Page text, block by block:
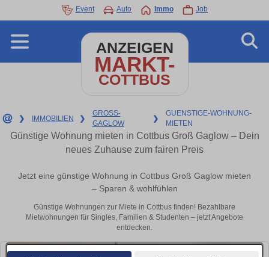
Event Auto Immo Job
ANZEIGEN
MARKT-
COTTBUS
❯ IMMOBILIEN ❯
GROSS-
GAGLOW
❯
GUENSTIGE-WOHNUNG-
MIETEN
Günstige Wohnung mieten in Cottbus Groß Gaglow – Dein
neues Zuhause zum fairen Preis
Jetzt eine günstige Wohnung in Cottbus Groß Gaglow mieten
– Sparen & wohlfühlen
Günstige Wohnungen zur Miete in Cottbus finden! Bezahlbare
Mietwohnungen für Singles, Familien & Studenten – jetzt Angebote
entdecken.